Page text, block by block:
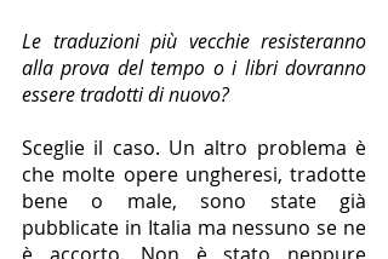
Le traduzioni più vecchie resisteranno
alla prova del tempo o i libri dovranno
essere tradotti di nuovo?
Sceglie il caso. Un altro problema è
che molte opere ungheresi, tradotte
bene o male, sono state già
pubblicate in Italia ma nessuno se ne